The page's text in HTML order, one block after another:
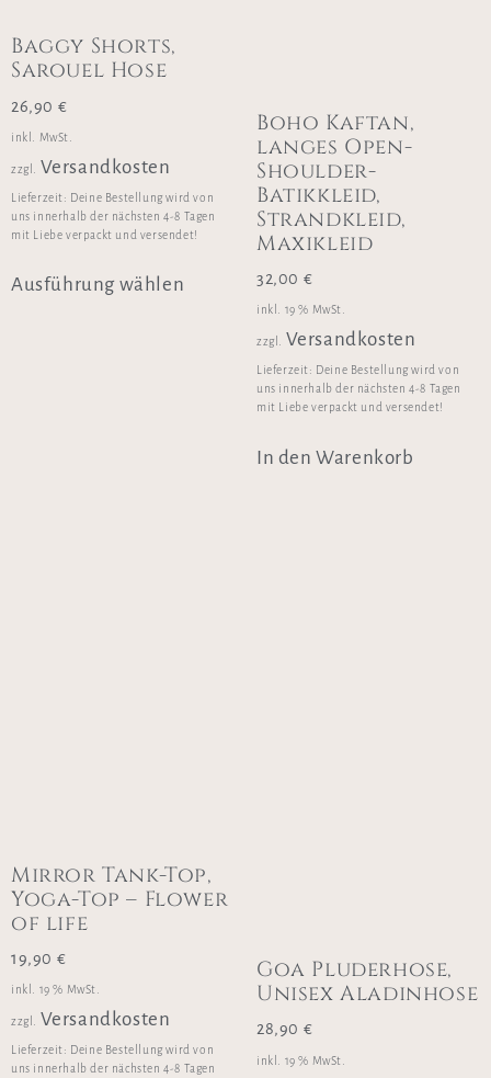
Baggy Shorts,
Sarouel Hose
26,90 €
inkl. MwSt.
zzgl. Versandkosten
Lieferzeit: Deine Bestellung wird von
uns innerhalb der nächsten 4-8 Tagen
mit Liebe verpackt und versendet!
Ausführung wählen
Boho Kaftan,
langes Open-
Shoulder-
Batikkleid,
Strandkleid,
Maxikleid
32,00 €
inkl. 19 % MwSt.
zzgl. Versandkosten
Lieferzeit: Deine Bestellung wird von
uns innerhalb der nächsten 4-8 Tagen
mit Liebe verpackt und versendet!
In den Warenkorb
Mirror Tank-Top,
Yoga-Top – Flower
of life
19,90 €
inkl. 19 % MwSt.
zzgl. Versandkosten
Lieferzeit: Deine Bestellung wird von
uns innerhalb der nächsten 4-8 Tagen
Goa Pluderhose,
Unisex Aladinhose
28,90 €
inkl. 19 % MwSt.